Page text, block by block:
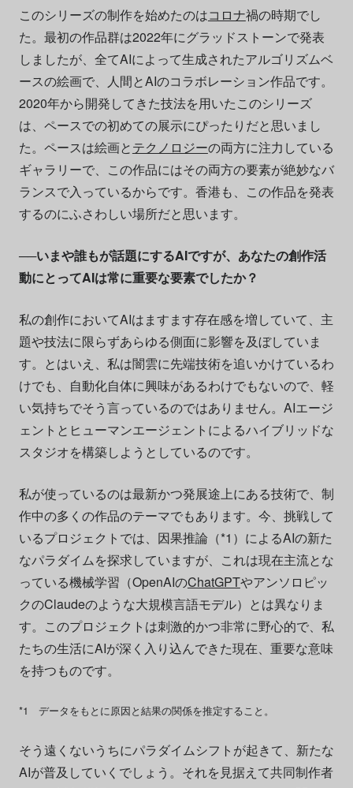
このシリーズの制作を始めたのはコロナ禍の時期でし
た。最初の作品群は2022年にグラッドストーンで発表
しましたが、全てAIによって生成されたアルゴリズムベ
ースの絵画で、人間とAIのコラボレーション作品です。
2020年から開発してきた技法を用いたこのシリーズ
は、ペースでの初めての展示にぴったりだと思いまし
た。ペースは絵画とテクノロジーの両方に注力している
ギャラリーで、この作品にはその両方の要素が絶妙なバ
ランスで入っているからです。香港も、この作品を発表
するのにふさわしい場所だと思います。
──いまや誰もが話題にするAIですが、あなたの創作活
動にとってAIは常に重要な要素でしたか？
私の創作においてAIはますます存在感を増していて、主
題や技法に限らずあらゆる側面に影響を及ぼしていま
す。とはいえ、私は闇雲に先端技術を追いかけているわ
けでも、自動化自体に興味があるわけでもないので、軽
い気持ちでそう言っているのではありません。AIエージ
ェントとヒューマンエージェントによるハイブリッドな
スタジオを構築しようとしているのです。
私が使っているのは最新かつ発展途上にある技術で、制
作中の多くの作品のテーマでもあります。今、挑戦して
いるプロジェクトでは、因果推論（*1）によるAIの新た
なパラダイムを探求していますが、これは現在主流とな
っている機械学習（OpenAIのChatGPTやアンソロピッ
クのClaudeのような大規模言語モデル）とは異なりま
す。このプロジェクトは刺激的かつ非常に野心的で、私
たちの生活にAIが深く入り込んできた現在、重要な意味
を持つものです。
*1 データをもとに原因と結果の関係を推定すること。
そう遠くないうちにパラダイムシフトが起きて、新たな
AIが普及していくでしょう。それを見据えて共同制作者